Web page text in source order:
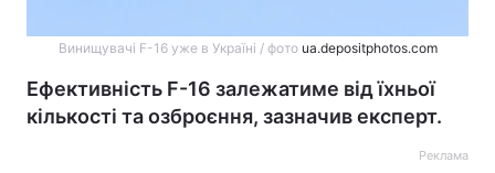
Винищувачі F-16 уже в Україні / фото ua.depositphotos.com
Ефективність F-16 залежатиме від їхньої
кількості та озброєння, зазначив експерт.
Реклама